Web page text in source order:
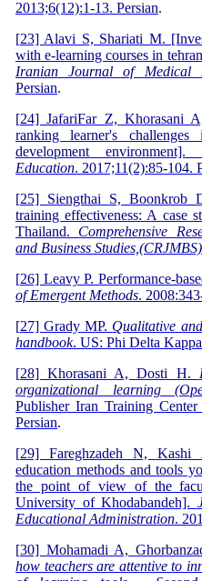
2013;6(12):1-13. Persian.
[23] Alavi S, Shariati M.
with e-learning courses in
Iranian Journal of Medical
Persian.
[24] JafariFar Z, Khorasani
ranking learner's
development environment].
Education. 2017;11(2):85-104.
[25] Siengthai S, Boonkrob
training effectiveness: A case
Thailand. Comprehensive
and Business Studies,(CRJMBS)
[26] Leavy P. Performance-
of Emergent Methods.
[27] Grady MP. Qualitative
handbook. US: Phi Delta
[28] Khorasani A, Dosti H.
organizational learning
Publisher Iran Training
Persian.
[29] Fareghzadeh N,
education methods and tools
the point of view of the
University of Khodabandeh].
Educational Administration.
[30] Mohamadi A,
how teachers are attentive to